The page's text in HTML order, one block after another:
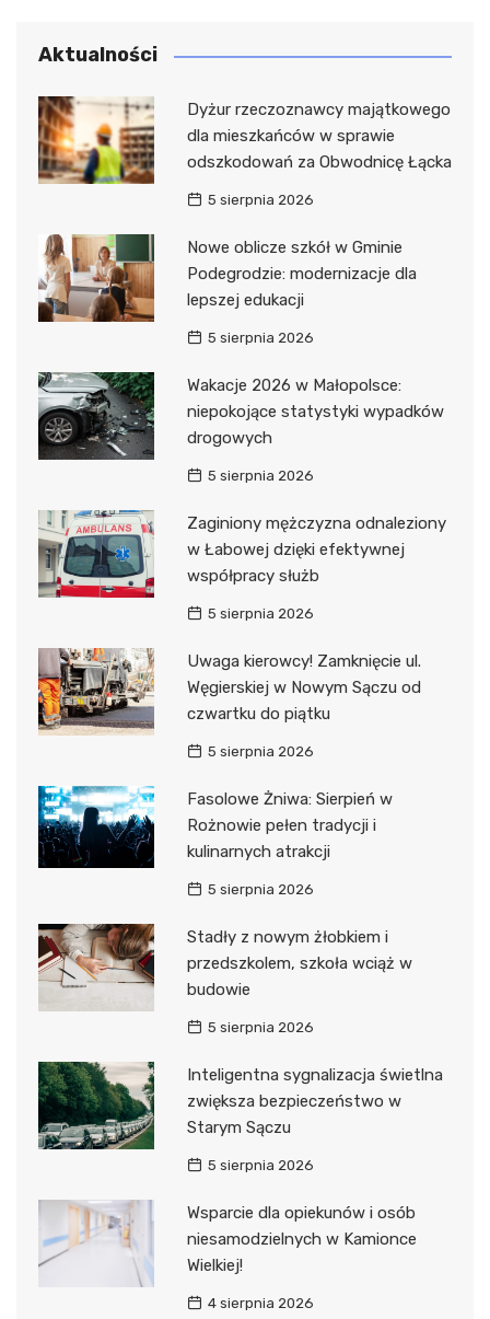
Aktualności
Dyżur rzeczoznawcy majątkowego
dla mieszkańców w sprawie
odszkodowań za Obwodnicę Łącka
5 sierpnia 2026
Nowe oblicze szkół w Gminie
Podegrodzie: modernizacje dla
lepszej edukacji
5 sierpnia 2026
Wakacje 2026 w Małopolsce:
niepokojące statystyki wypadków
drogowych
5 sierpnia 2026
Zaginiony mężczyzna odnaleziony
w Łabowej dzięki efektywnej
współpracy służb
5 sierpnia 2026
Uwaga kierowcy! Zamknięcie ul.
Węgierskiej w Nowym Sączu od
czwartku do piątku
5 sierpnia 2026
Fasolowe Żniwa: Sierpień w
Rożnowie pełen tradycji i
kulinarnych atrakcji
5 sierpnia 2026
Stadły z nowym żłobkiem i
przedszkolem, szkoła wciąż w
budowie
5 sierpnia 2026
Inteligentna sygnalizacja świetlna
zwiększa bezpieczeństwo w
Starym Sączu
5 sierpnia 2026
Wsparcie dla opiekunów i osób
niesamodzielnych w Kamionce
Wielkiej!
4 sierpnia 2026